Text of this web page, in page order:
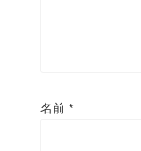
名前 *